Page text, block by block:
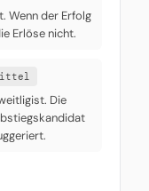
Wenn der Erfolg
Erlöse nicht.
Die